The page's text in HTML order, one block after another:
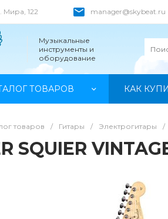
Мира, 122 manager@skybeat.ru
Музыкальные
инструменты и
оборудование
ТОВАРОВ КАК
товаров / Гитары / Электрогитары /
SQUIER